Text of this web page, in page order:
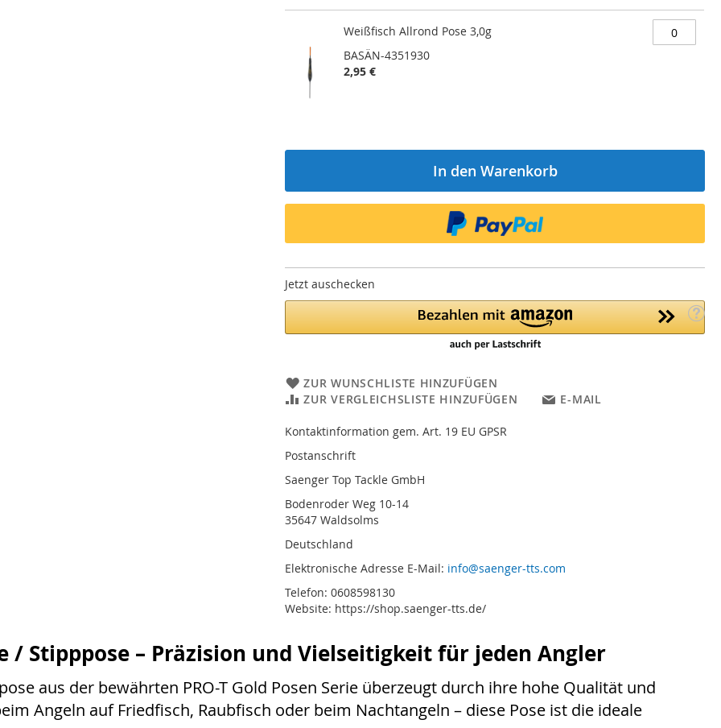
Weißfisch Allrond Pose 3,0g
BASÄN-4351930
2,95 €
In den Warenkorb
Jetzt auschecken
ZUR WUNSCHLISTE HINZUFÜGEN
ZUR VERGLEICHSLISTE HINZUFÜGEN
E-MAIL
Kontaktinformation gem. Art. 19 EU GPSR
Postanschrift
Saenger Top Tackle GmbH
Bodenroder Weg 10-14
35647 Waldsolms
Deutschland
Elektronische Adresse E-Mail: info@saenger-tts.com
Telefon: 0608598130
Website: https://shop.saenger-tts.de/
/ Stipppose – Präzision und Vielseitigkeit für jeden Angler
aus der bewährten PRO-T Gold Posen Serie überzeugt durch ihre hohe Qualität und
Angeln auf Friedfisch, Raubfisch oder beim Nachtangeln – diese Pose ist die ideale